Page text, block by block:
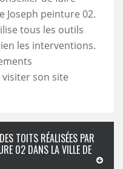
Joseph peinture 02.
tous les outils
les interventions.
son site
TOITS RÉALISÉES PAR
02 DANS LA VILLE DE